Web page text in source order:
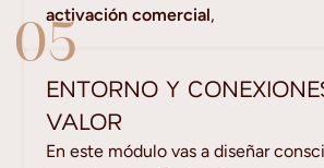
activación comercial,
ENTORNO Y
VALOR
05
En este módulo vas a diseñar